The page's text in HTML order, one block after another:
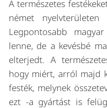
A természetes
német nyelvterületen
Legpontosabb
lenne, de a kevésbé
elterjedt. A
hogy miért, arról majd
festék, melynek
ezt -a gyártást is